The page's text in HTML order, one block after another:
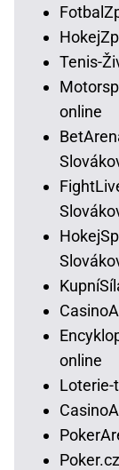
Tenis-
online
online
Loterie-